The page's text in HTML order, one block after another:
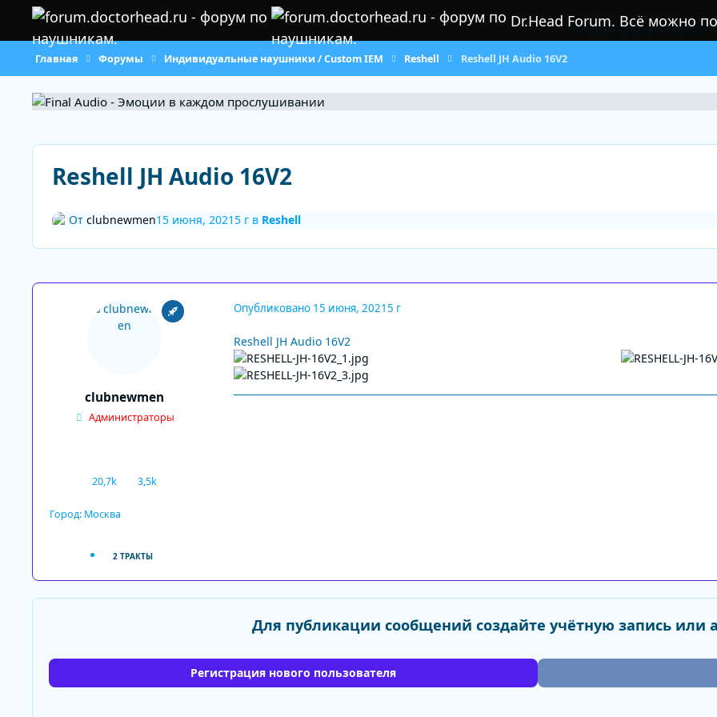
Перейти к содержанию
Dr.Head Forum. Всё можно
МедиаФорумыОбзоры
Главная Форумы Индивидуальные наушники / Custom IEM Reshell Reshell JH Audio 16V2
Reshell JH Audio 16V2
От clubnewmen15 июня, 20215 гв Reshell
clubnewmen
Администраторы
20,7kсообщения
3,5kРепутация
Город: Москва
2 ТРАКТЫ
Опубликовано 15 июня, 20215 г
Reshell JH Audio 16V2
Для публикации сообщений создайте учётную запись или
Регистрация нового пользователя